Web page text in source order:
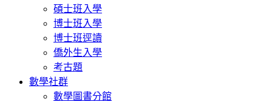
碩士班入學
博士班入學
博士班逕讀
僑外生入學
考古題
數學社群
數學圖書分館